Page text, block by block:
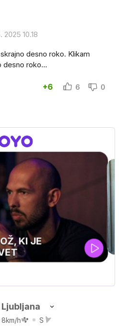
2025 10.18
desno roko. Klikam
desno roko...
+6 6 0
Ljubljana
8km/h S